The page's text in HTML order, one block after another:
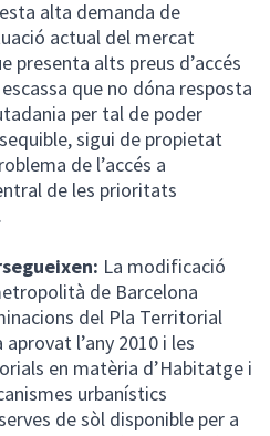
alta demanda de
actual del mercat
presenta alts preus d’accés
que no dóna resposta
per tal de poder
sigui de propietat
de l’accés a
de les prioritats
La modificació
de Barcelona
del Pla Territorial
l’any 2010 i les
en matèria d’Habitatge i
urbanístics
de sòl disponible per a